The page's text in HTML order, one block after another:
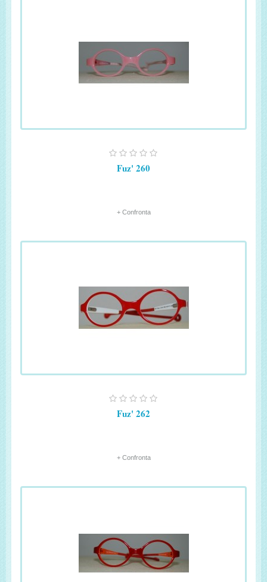
Fuz' 260
+ Confronta
Fuz' 262
+ Confronta